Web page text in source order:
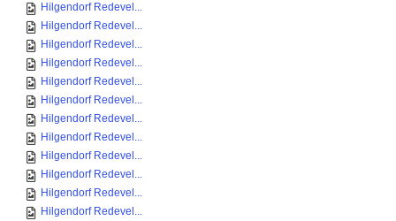
Hilgendorf Redevel...
Hilgendorf Redevel...
Hilgendorf Redevel...
Hilgendorf Redevel...
Hilgendorf Redevel...
Hilgendorf Redevel...
Hilgendorf Redevel...
Hilgendorf Redevel...
Hilgendorf Redevel...
Hilgendorf Redevel...
Hilgendorf Redevel...
Hilgendorf Redevel...